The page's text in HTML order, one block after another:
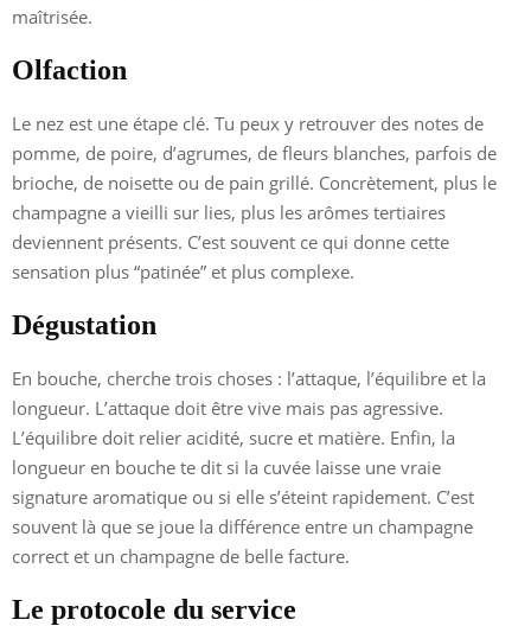
maîtrisée.
Olfaction
Le nez est une étape clé. Tu peux y retrouver des notes de
pomme, de poire, d’agrumes, de fleurs blanches, parfois de
brioche, de noisette ou de pain grillé. Concrètement, plus le
champagne a vieilli sur lies, plus les arômes tertiaires
deviennent présents. C’est souvent ce qui donne cette
sensation plus “patinée” et plus complexe.
Dégustation
En bouche, cherche trois choses : l’attaque, l’équilibre et la
longueur. L’attaque doit être vive mais pas agressive.
L’équilibre doit relier acidité, sucre et matière. Enfin, la
longueur en bouche te dit si la cuvée laisse une vraie
signature aromatique ou si elle s’éteint rapidement. C’est
souvent là que se joue la différence entre un champagne
correct et un champagne de belle facture.
Le protocole du service